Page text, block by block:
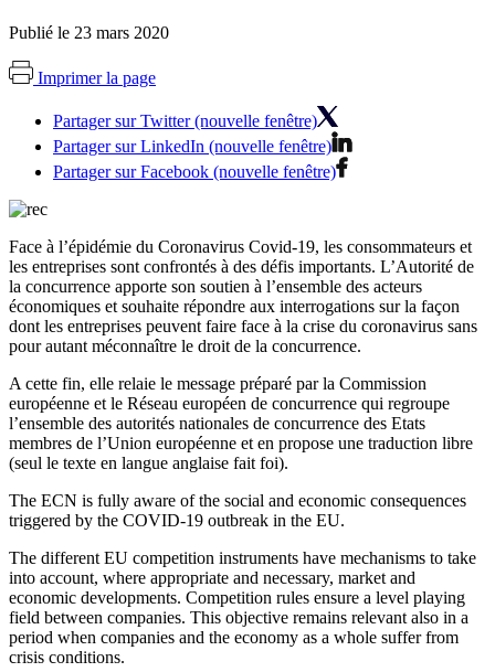
Publié le 23 mars 2020
Imprimer la page
Partager sur Twitter (nouvelle fenêtre)
Partager sur LinkedIn (nouvelle fenêtre)
Partager sur Facebook (nouvelle fenêtre)
Face à l’épidémie du Coronavirus Covid-19, les consommateurs et
les entreprises sont confrontés à des défis importants. L’Autorité de
la concurrence apporte son soutien à l’ensemble des acteurs
économiques et souhaite répondre aux interrogations sur la façon
dont les entreprises peuvent faire face à la crise du coronavirus sans
pour autant méconnaître le droit de la concurrence.
A cette fin, elle relaie le message préparé par la Commission
européenne et le Réseau européen de concurrence qui regroupe
l’ensemble des autorités nationales de concurrence des Etats
membres de l’Union européenne et en propose une traduction libre
(seul le texte en langue anglaise fait foi).
The ECN is fully aware of the social and economic consequences
triggered by the COVID-19 outbreak in the EU.
The different EU competition instruments have mechanisms to take
into account, where appropriate and necessary, market and
economic developments. Competition rules ensure a level playing
field between companies. This objective remains relevant also in a
period when companies and the economy as a whole suffer from
crisis conditions.